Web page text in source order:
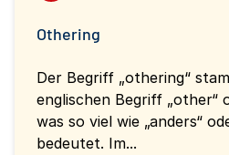
Othering
Der Begriff „othering“
englischen Begriff „other“
was so viel wie „anders“
bedeutet. Im...